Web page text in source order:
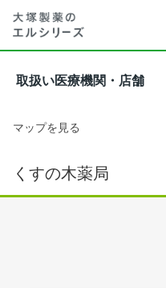
取扱い医療機関・店舗
マップを見る
くすの木薬局